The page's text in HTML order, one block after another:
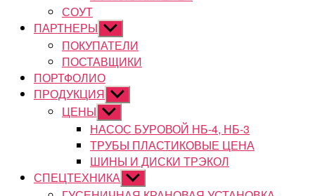
СОУТ
ПАРТНЕРЫ Показывать
подменю
ПОКУПАТЕЛИ
ПОСТАВЩИКИ
ПОРТФОЛИО
ПРОДУКЦИЯ Показывать
подменю
ЦЕНЫ Показывать
подменю
НАСОС БУРОВОЙ НБ-4, НБ-3
ТРУБЫ ПЛАСТИКОВЫЕ ЦЕНА
ШИНЫ И ДИСКИ ТРЭКОЛ
СПЕЦТЕХНИКА Показывать
подменю